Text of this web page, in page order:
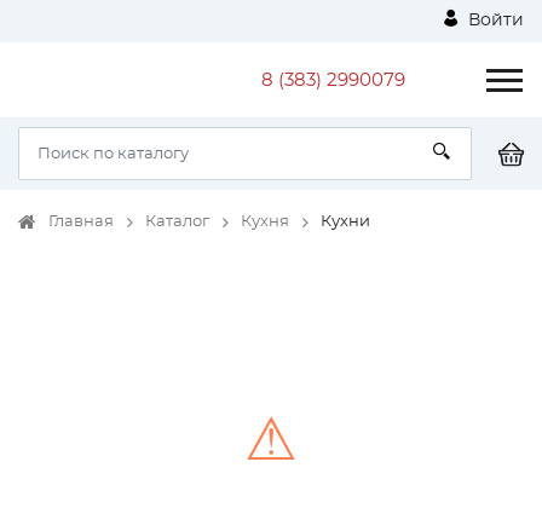
Войти
8 (383) 2990079
Главная Каталог Кухня Кухни
⚠